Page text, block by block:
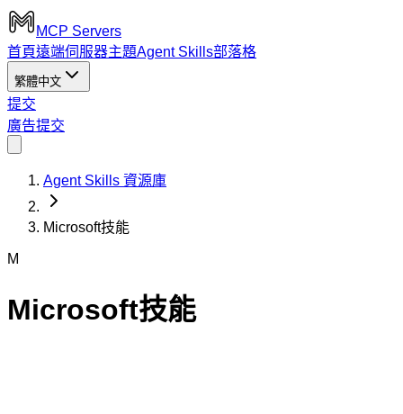
MCP Servers
首頁遠端伺服器主題Agent Skills部落格
繁體中文
提交
廣告提交
Agent Skills 資源庫
Microsoft技能
M
Microsoft技能